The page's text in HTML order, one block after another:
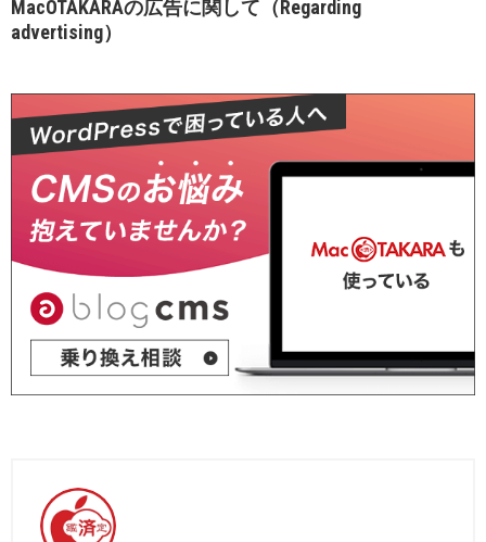
MacOTAKARAの広告に関して（Regarding
advertising）